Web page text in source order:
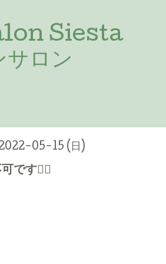
Siesta
サロン
05-15 (日)
です🙇‍♀️